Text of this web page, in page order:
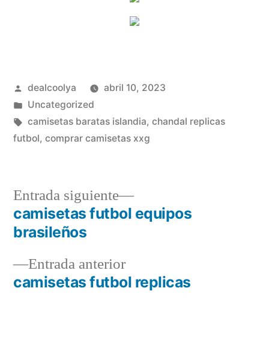
Publicado
por
dealcoolya
abril 10, 2023
Publicado
en
Uncategorized
Etiquetas:
camisetas baratas islandia, chandal replicas
futbol, comprar camisetas xxg
Navegación
entradas
Entrada anteriorEntrada
anterior:
camisetas futbol replicas
Entrada siguiente
Entrada
siguiente:
camisetas futbol equipos
brasileños